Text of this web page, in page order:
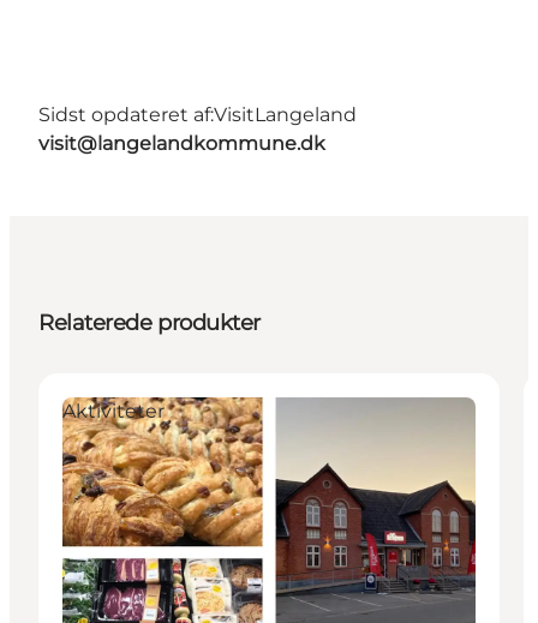
Sidst opdateret af:VisitLangeland
visit@langelandkommune.dk
Relaterede produkter
Aktiviteter